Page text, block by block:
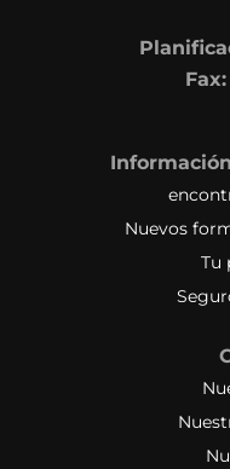
Fax:
Nuevos
Tu